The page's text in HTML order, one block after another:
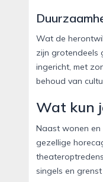
Wat de
zijn grotendeels
ingericht, met
behoud van
Wat kun
Naast wonen en
gezellige
singels en